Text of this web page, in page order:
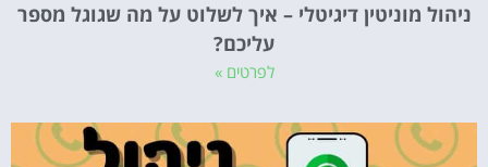
ניהול מוניטין דיגיטלי – איך לשלוט על מה שגוגל מספר
עליכם?
לפרטים »